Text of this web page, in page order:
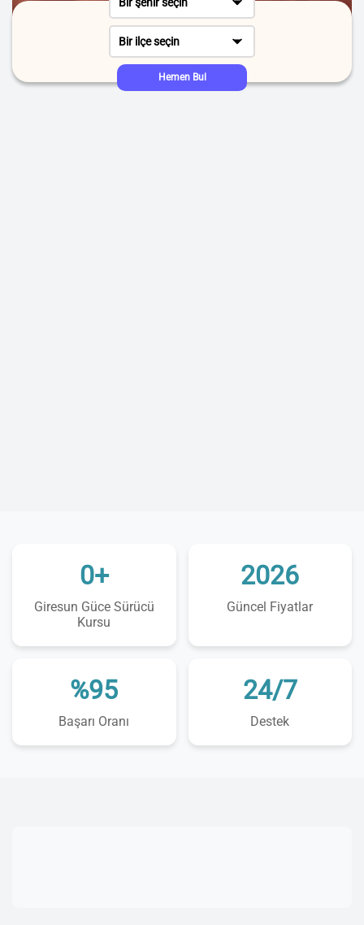
Bir ilçe seçin
Hemen Bul
0+
Giresun Güce Sürücü
Kursu
2026
Güncel Fiyatlar
%95
Başarı Oranı
24/7
Destek